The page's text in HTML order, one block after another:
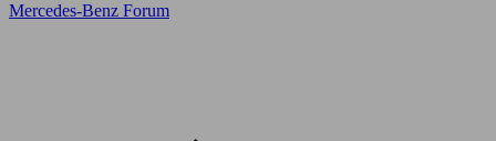
Mercedes-Benz Forum